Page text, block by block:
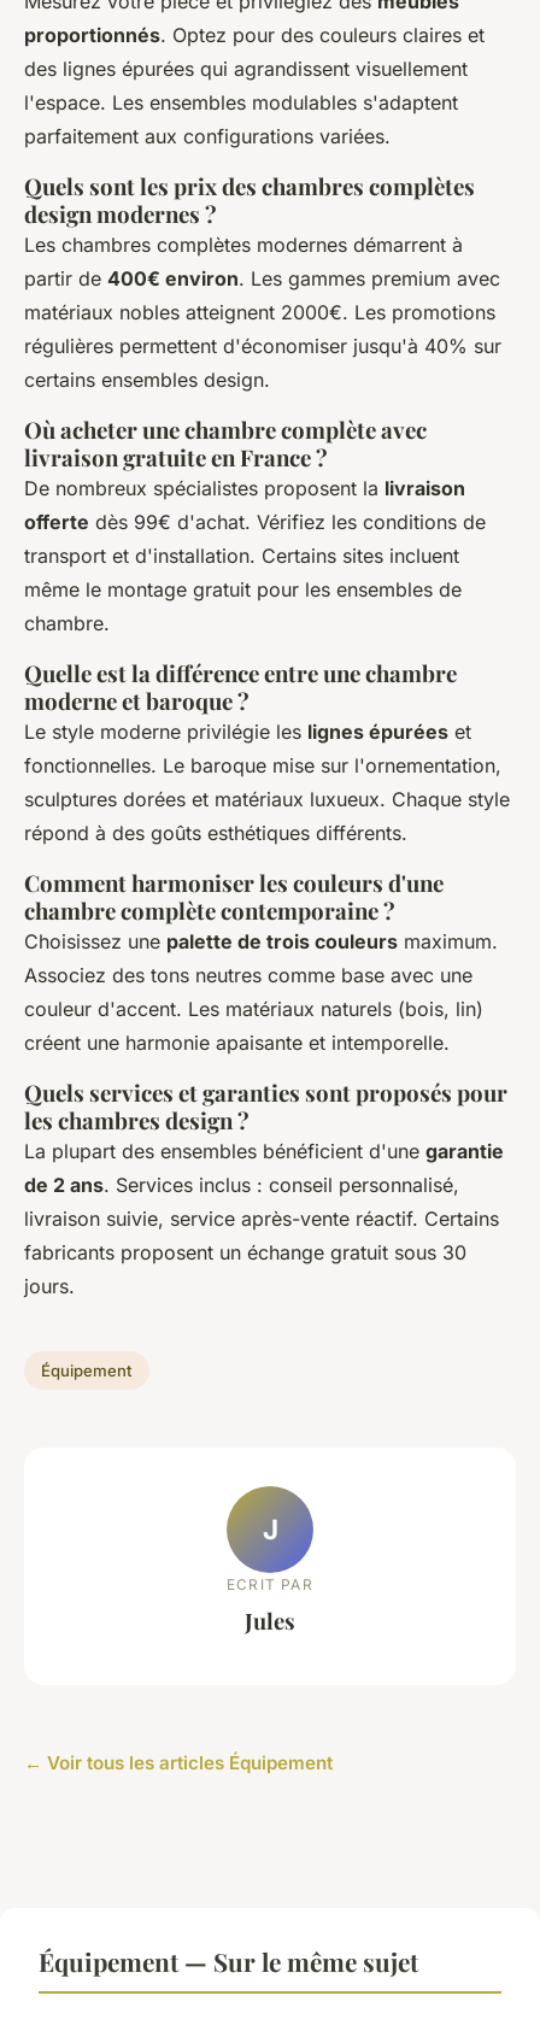
proportionnés. Optez pour des couleurs claires et
des lignes épurées qui agrandissent visuellement
l'espace. Les ensembles modulables s'adaptent
parfaitement aux configurations variées.
Quels sont les prix des chambres complètes
design modernes ?
Les chambres complètes modernes démarrent à
partir de 400€ environ. Les gammes premium avec
matériaux nobles atteignent 2000€. Les promotions
régulières permettent d'économiser jusqu'à 40% sur
certains ensembles design.
Où acheter une chambre complète avec
livraison gratuite en France ?
De nombreux spécialistes proposent la livraison
offerte dès 99€ d'achat. Vérifiez les conditions de
transport et d'installation. Certains sites incluent
même le montage gratuit pour les ensembles de
chambre.
Quelle est la différence entre une chambre
moderne et baroque ?
Le style moderne privilégie les lignes épurées et
fonctionnelles. Le baroque mise sur l'ornementation,
sculptures dorées et matériaux luxueux. Chaque style
répond à des goûts esthétiques différents.
Comment harmoniser les couleurs d'une
chambre complète contemporaine ?
Choisissez une palette de trois couleurs maximum.
Associez des tons neutres comme base avec une
couleur d'accent. Les matériaux naturels (bois, lin)
créent une harmonie apaisante et intemporelle.
Quels services et garanties sont proposés pour
les chambres design ?
La plupart des ensembles bénéficient d'une garantie
de 2 ans. Services inclus : conseil personnalisé,
livraison suivie, service après-vente réactif. Certains
fabricants proposent un échange gratuit sous 30
jours.
Équipement
J
ECRIT PAR
Jules
← Voir tous les articles Équipement
Équipement — Sur le même sujet